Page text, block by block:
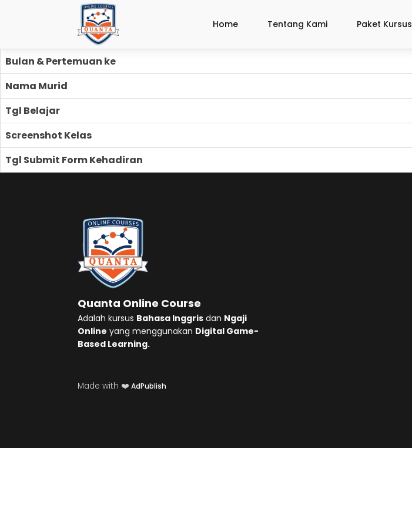
Home Tentang Kami Paket Kursus
Bulan & Pertemuan ke
Nama Murid
Tgl Belajar
Screenshot Kelas
Tgl Submit Form Kehadiran
Quanta Online Course
Adalah kursus Bahasa Inggris dan Ngaji
Online yang menggunakan Digital Game-
Based Learning.
Made with ❤️ AdPublish